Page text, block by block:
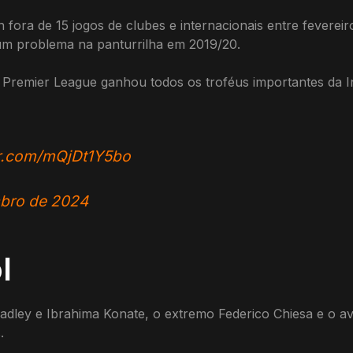
de 15 jogos de clubes e internacionais entre
problema na panturrilha em 2019/20.
League ganhou todos os troféus importantes da
mQjDt1Y5bo
de 2024
e Ibrahima Konate, o extremo Federico Chiesa e o